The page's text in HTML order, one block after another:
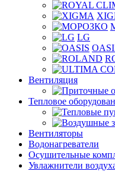
LG
Вентиляция
Тепловое
Вентиляторы
Водонагреватели
Осушительные
Увлажнители